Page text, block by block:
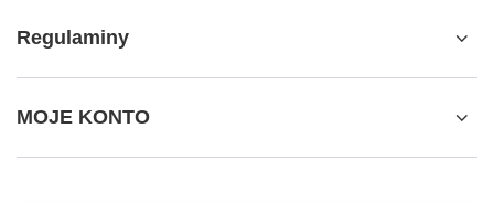
Regulaminy
MOJE KONTO